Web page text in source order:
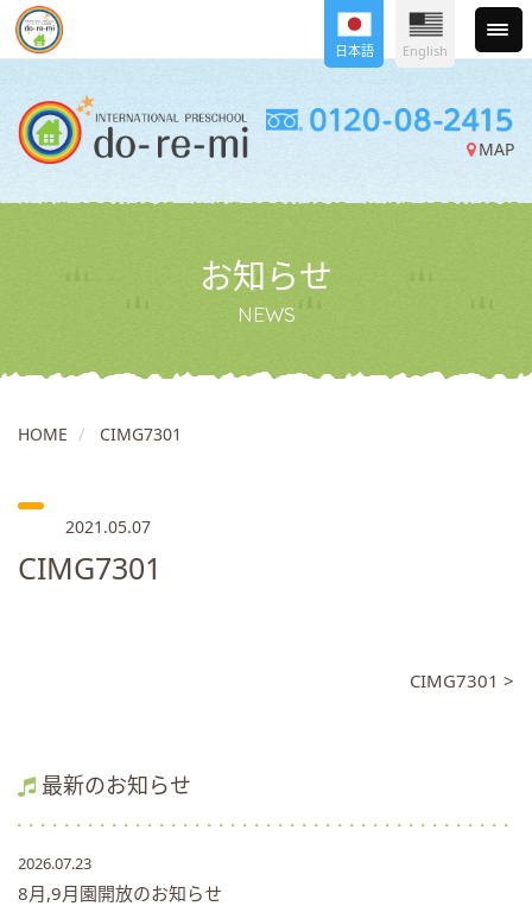
MAP
日本語 English
お知らせ
NEWS
HOME CIMG7301
2021.05.07
CIMG7301
CIMG7301 >
最新のお知らせ
2026.07.23
8月,9月園開放のお知らせ